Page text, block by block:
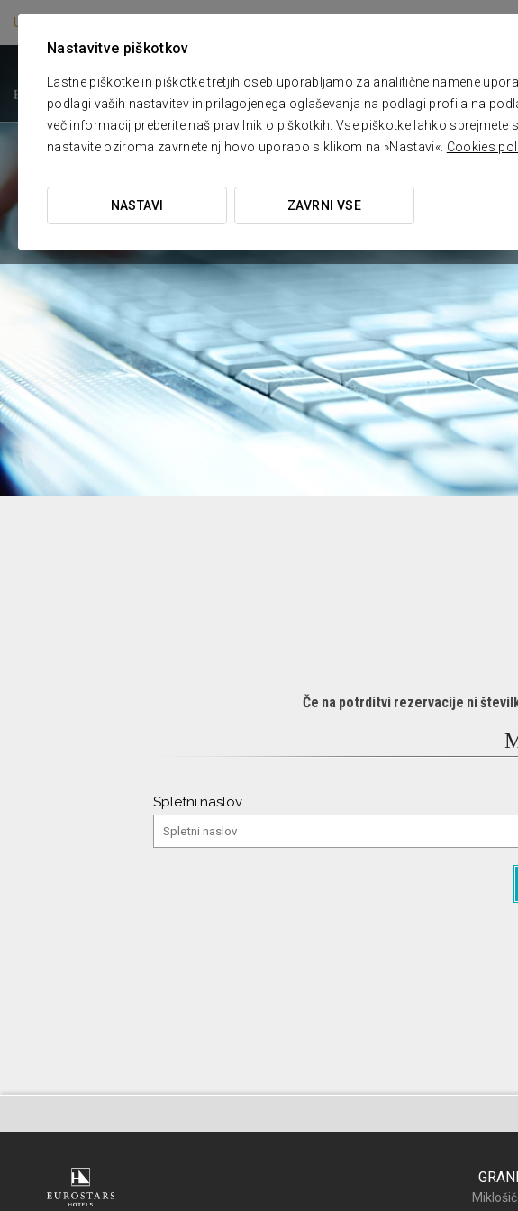
Nastavitve piškotkov
Lastne piškotke in piškotke tretjih oseb uporabljamo za analitične namene
podlagi vaših nastavitev in prilagojenega oglaševanja na podlagi profila na
več informacij preberite naš pravilnik o piškotkih. Vse piškotke lahko sprejmete
nastavite oziroma zavrnete njihovo uporabo s klikom na »Nastavi«. Cookies
NASTAVI ZAVRNI VSE
URADNA SPLETNA STRAN
GRAND HOTEL UNION EUROSTARS
Ljubljana
Če na potrditvi rezervacije ni
Spletni naslov